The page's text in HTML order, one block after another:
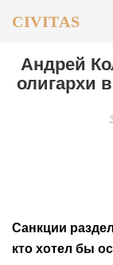
CIVITAS
ОБЩЕСТВО
Андрей
олигархи
Санкции
кто хотел бы